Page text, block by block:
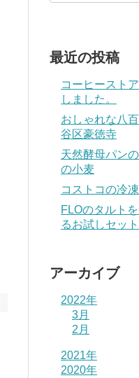
最近の投稿
コーヒースト
しました。
おしゃれな八
谷区豪徳寺
天然酵母パン
の小麦
コストコの冷
FLOのタルト
るお試しセッ
アーカイブ
2022年
3月
2月
2021年
2020年